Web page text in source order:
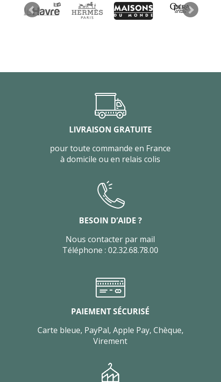
LIVRAISON GRATUITE
pour toute commande en France
à domicile ou en relais colis
BESOIN D’AIDE ?
Nous contacter par mail
Téléphone : 02.32.68.78.00
PAIEMENT SÉCURISÉ
Carte bleue, PayPal, Apple Pay, Chèque,
Virement